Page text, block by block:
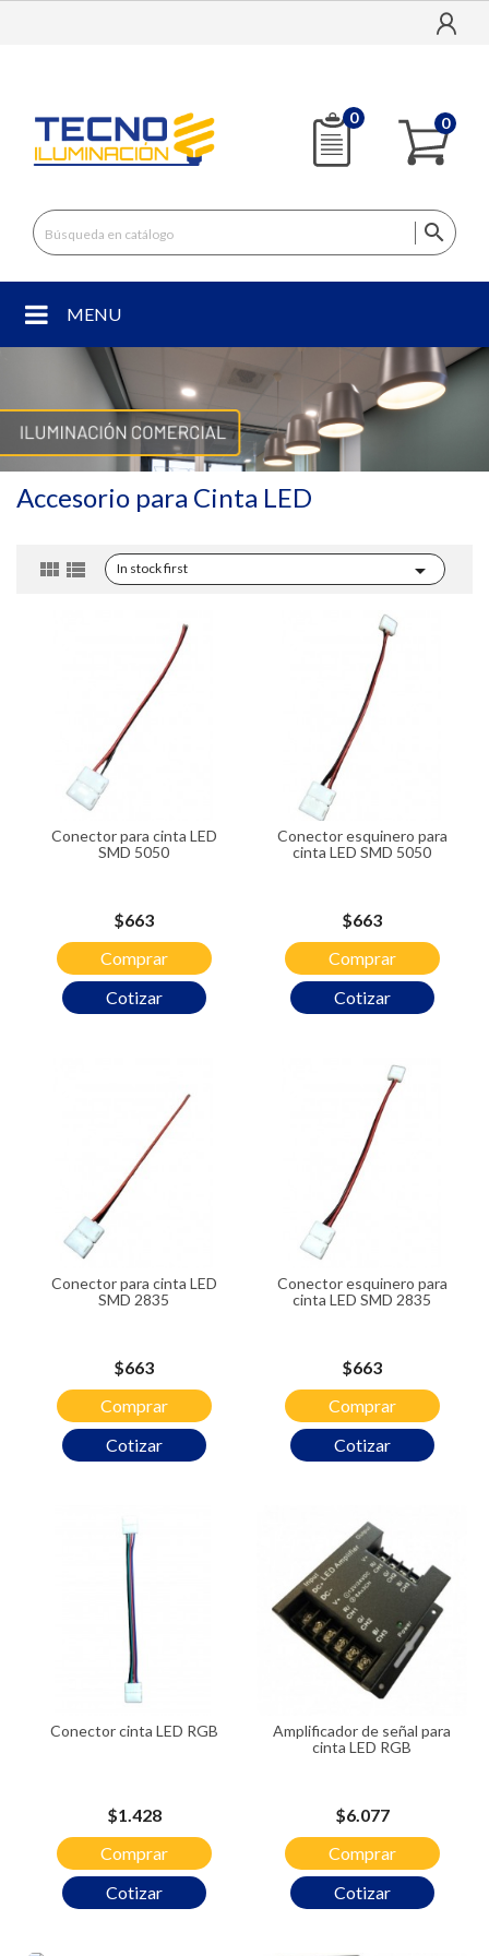
0 0

MENU
Accesorio para Cinta LED
  In stock first 
Conector para cinta LED
SMD 5050
Cotizar
Precio
$663
Comprar
Conector esquinero para
cinta LED SMD 5050
Cotizar
Precio
$663
Comprar
Conector para cinta LED
SMD 2835
Cotizar
Precio
$663
Comprar
Conector esquinero para
cinta LED SMD 2835
Cotizar
Precio
$663
Comprar
Conector cinta LED RGB
Cotizar
Precio
$1.428
Comprar
Amplificador de señal para
cinta LED RGB
Cotizar
Precio
$6.077
Comprar